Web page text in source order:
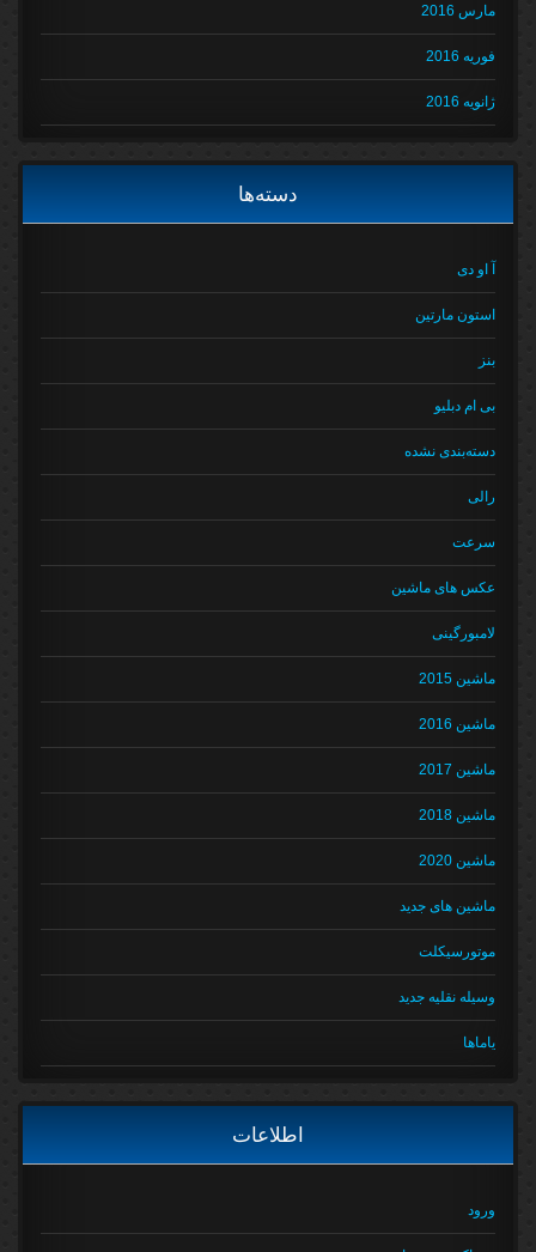
مارس 2016
فوریه 2016
ژانویه 2016
دسته‌ها
آ او دی
استون مارتین
بی ام دبلیو
دسته‌بندی نشده
رالی
سرعت
عکس های ماشین
لامبورگینی
ماشین 2015
ماشین 2016
ماشین 2017
ماشین 2018
ماشین 2020
ماشین های جدید
موتورسیکلت
وسیله نقلیه جدید
یاماها
اطلاعات
ورود